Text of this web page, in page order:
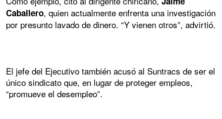
Caballero, quien actualmente enfrenta una investigación
por presunto lavado de dinero. “Y vienen otros”, advirtió.
El jefe del Ejecutivo también acusó al Suntracs de ser el
único sindicato que, en lugar de proteger empleos,
“promueve el desempleo”.